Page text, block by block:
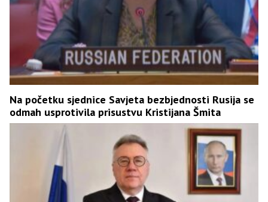
Na početku sjednice Savjeta bezbjednosti Rusija se
odmah usprotivila prisustvu Kristijana Šmita